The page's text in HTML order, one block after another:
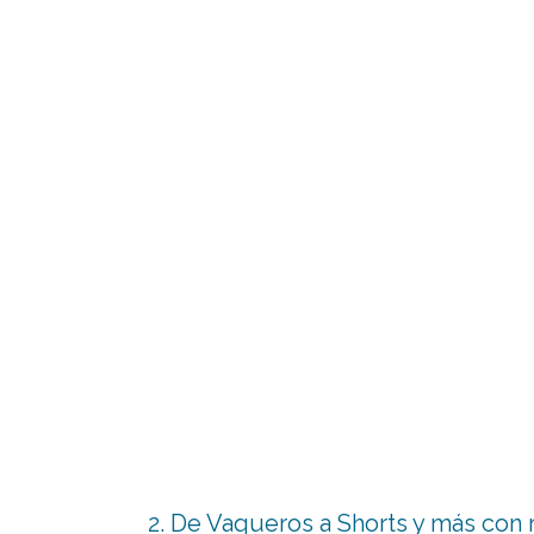
2. De Vaqueros a Shorts y más